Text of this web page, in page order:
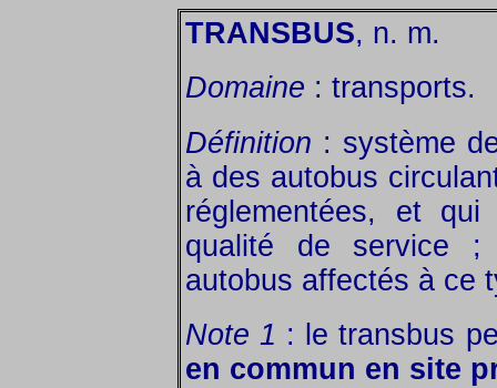
TRANSBUS, n. m.
Domaine : transports.
Définition : système
à des autobus
réglementées, et qui
qualité de service ;
autobus affectés à ce
Note 1 : le transbus
en commun en site